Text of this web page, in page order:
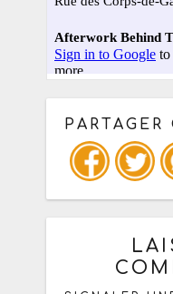
Copiez les
: mail /